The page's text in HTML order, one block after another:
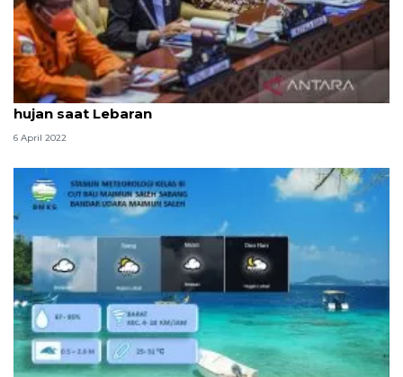
BMKG prakirakan cuaca sejumlah wilayah Indonesia
hujan saat Lebaran
6 April 2022